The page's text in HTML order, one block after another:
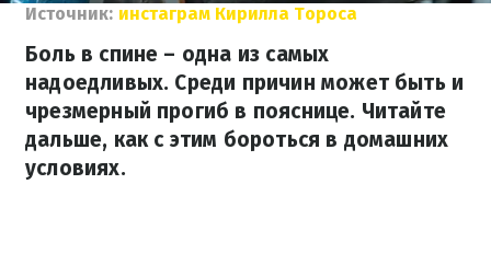
Источник: инстаграм Кирилла Тороса
Боль в спине – одна из самых
надоедливых. Среди причин может быть и
чрезмерный прогиб в пояснице. Читайте
дальше, как с этим бороться в домашних
условиях.